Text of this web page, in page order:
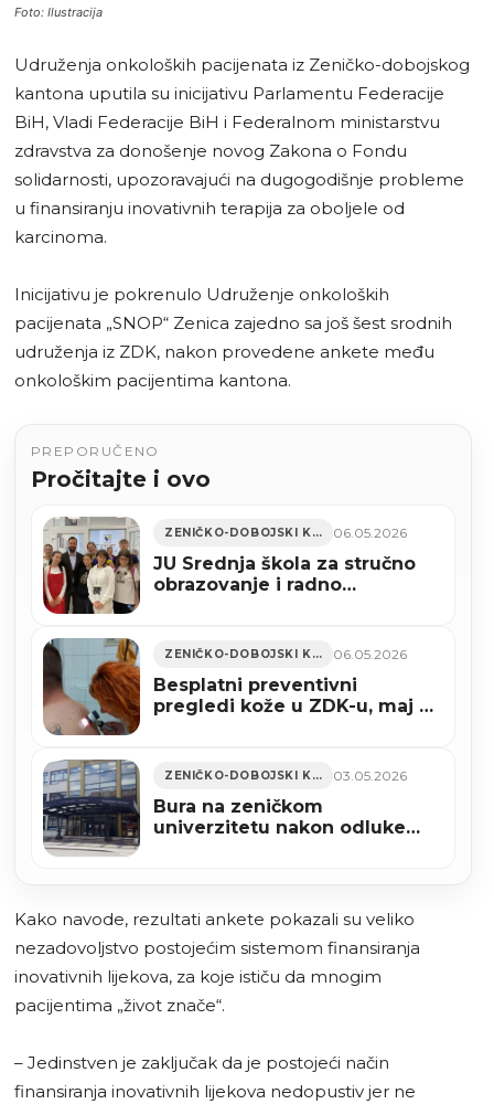
Foto: Ilustracija
Udruženja onkoloških pacijenata iz Zeničko-dobojskog
kantona uputila su inicijativu Parlamentu Federacije
BiH, Vladi Federacije BiH i Federalnom ministarstvu
zdravstva za donošenje novog Zakona o Fondu
solidarnosti, upozoravajući na dugogodišnje probleme
u finansiranju inovativnih terapija za oboljele od
karcinoma.
Inicijativu je pokrenulo Udruženje onkoloških
pacijenata „SNOP“ Zenica zajedno sa još šest srodnih
udruženja iz ZDK, nakon provedene ankete među
onkološkim pacijentima kantona.
PREPORUČENO
Pročitajte i ovo
ZENIČKO-DOBOJSKI KANTON 06.05.2026
JU Srednja škola za stručno
obrazovanje i radno
ZENIČKO-DOBOJSKI KANTON 06.05.2026
Besplatni preventivni
pregledi kože u ZDK-u, maj u
ZENIČKO-DOBOJSKI KANTON 03.05.2026
Bura na zeničkom
univerzitetu nakon odluke
Kako navode, rezultati ankete pokazali su veliko
nezadovoljstvo postojećim sistemom finansiranja
inovativnih lijekova, za koje ističu da mnogim
pacijentima „život znače“.
– Jedinstven je zaključak da je postojeći način
finansiranja inovativnih lijekova nedopustiv jer ne